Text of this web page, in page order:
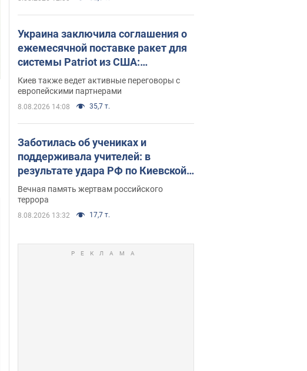
Украина заключила соглашения о
ежемесячной поставке ракет для
системы Patriot из США:
Зеленский раскрыл подробности
Киев также ведет активные переговоры с
европейскими партнерами
8.08.2026 14:08 35,7 т.
Заботилась об учениках и
поддерживала учителей: в
результате удара РФ по Киевской
области погибли директор
киевского лицея, её муж и внук
Вечная память жертвам российского
террора
8.08.2026 13:32 17,7 т.